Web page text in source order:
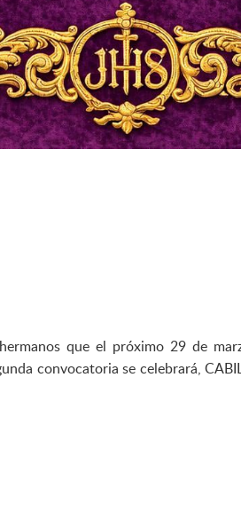
que el próximo 29 de
convocatoria se celebrará,